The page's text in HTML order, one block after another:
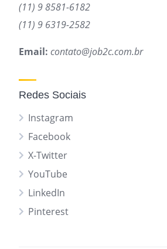
(11) 9 8581-6182
(11) 9 6319-2582
Email: contato@job2c.com.br
Redes Sociais
Instagram
Facebook
X-Twitter
YouTube
LinkedIn
Pinterest